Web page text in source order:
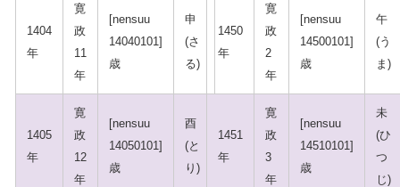
1404
年
寛
政
11
年
[nensuu
14040101]
歳
申
(さ
る)
1405
年
寛
政
12
年
[nensuu
14050101]
歳
酉
(と
り)
1450
年
寛
政
2
年
[nensuu
14500101]
歳
午
(う
ま)
1451
年
寛
政
3
年
[nensuu
14510101]
歳
未
(ひ
つ
じ)